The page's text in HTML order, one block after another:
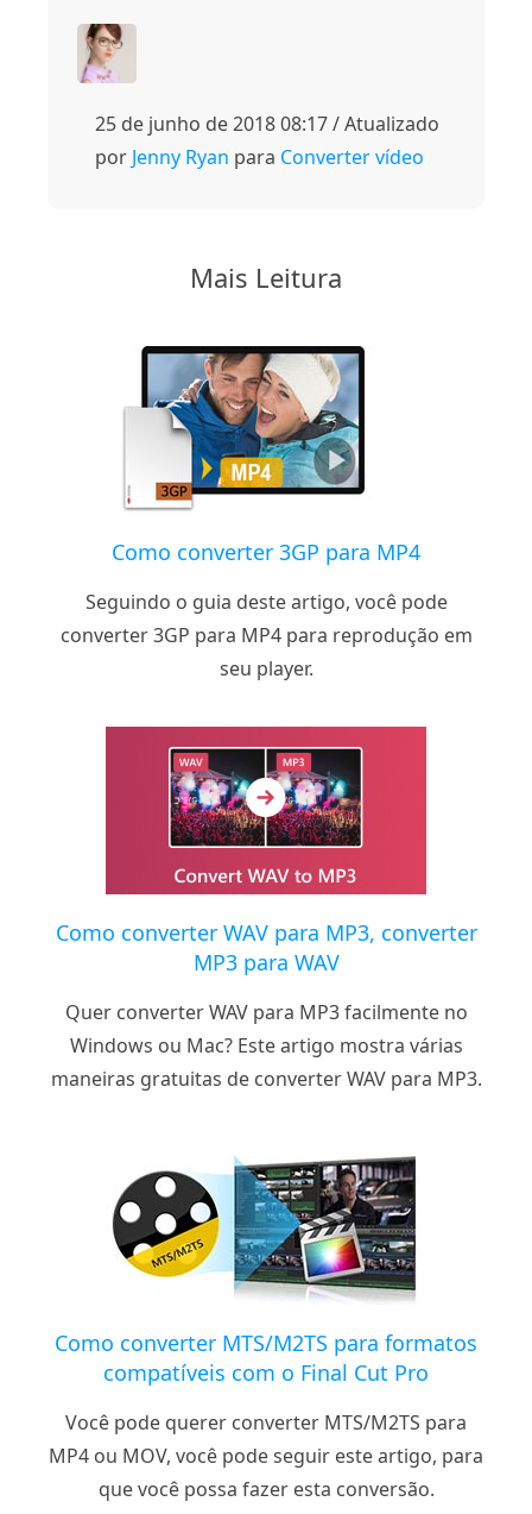
25 de junho de 2018 08:17 / Atualizado
por Jenny Ryan para Converter vídeo
Mais Leitura
Como converter 3GP para MP4
Seguindo o guia deste artigo, você pode
converter 3GP para MP4 para reprodução em
seu player.
Como converter WAV para MP3, converter
MP3 para WAV
Quer converter WAV para MP3 facilmente no
Windows ou Mac? Este artigo mostra várias
maneiras gratuitas de converter WAV para MP3.
Como converter MTS/M2TS para formatos
compatíveis com o Final Cut Pro
Você pode querer converter MTS/M2TS para
MP4 ou MOV, você pode seguir este artigo, para
que você possa fazer esta conversão.